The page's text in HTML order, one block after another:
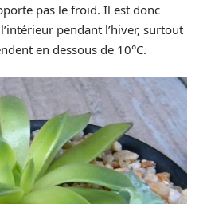
pas le froid. Il est donc
pendant l’hiver, surtout
en dessous de 10°C.